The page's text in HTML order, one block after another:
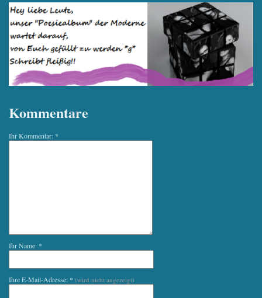
Kommentare
Ihr Kommentar: *
Ihr Name: *
Ihre E-Mail-Adresse: * (wird nicht angezeigt)